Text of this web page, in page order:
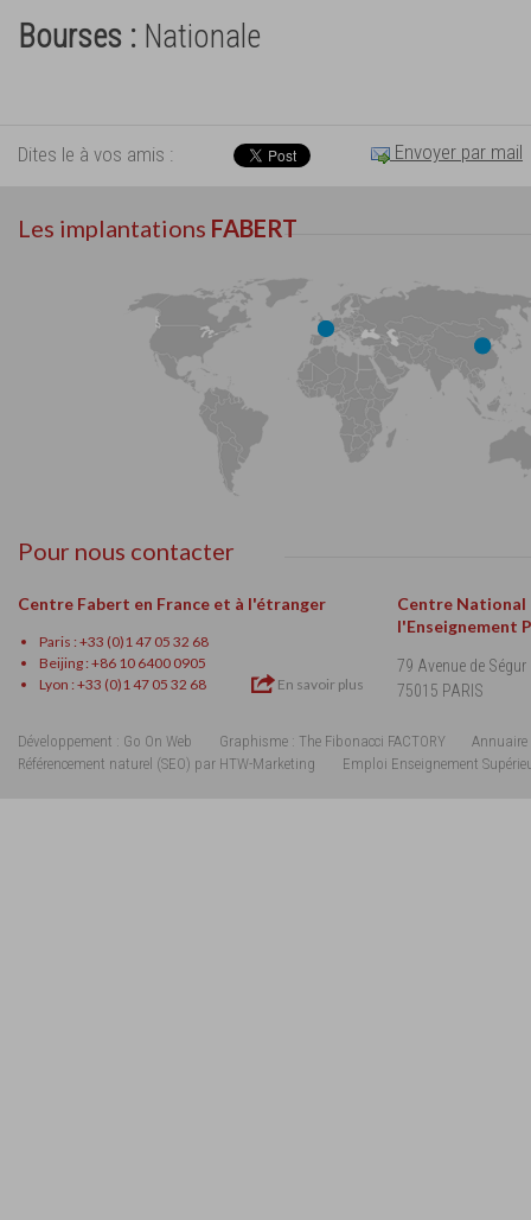
Bourses : Nationale
Dites le à vos amis : Envoyer par mail
Les implantations FABERT
Pour nous contacter
Centre Fabert en France et à l'étranger
Paris : +33 (0)1 47 05 32 68
Beijing : +86 10 6400 0905
Lyon : +33 (0)1 47 05 32 68
En savoir plus
Centre National
l'Enseignement
79 Avenue de Ségur
75015 PARIS
Développement : Go On Web Graphisme : The Fibonacci FACTORY
Annuaire
Référencement naturel (SEO) par HTW-Marketing
Emploi Enseignement